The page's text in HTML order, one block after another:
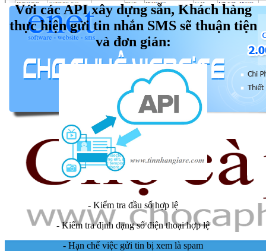
Với các API xây dựng sẵn, Khách hàng
thực hiện gửi tin nhắn SMS sẽ thuận tiện
và đơn giản:
- Kiểm tra đầu số hợp lệ
- Kiểm tra định dạng số điện thoại hợp lệ
- Hạn chế việc gửi tin bị xem là spam